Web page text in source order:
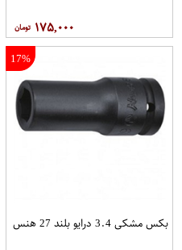
۱۷۵,۰۰۰
17%
بکس مشکی 3.4 درایو بلند 27 هنس